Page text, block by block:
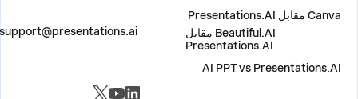
Canva مقابل Presentations.AI
Beautiful.AI مقابل
Presentations.AI
AI PPT vs Presentations.AI
support@presentations.ai